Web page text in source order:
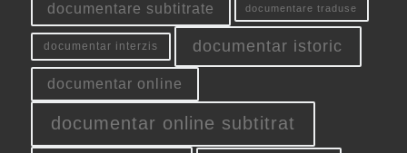
documentare subtitrate documentare traduse
documentar interzis documentar istoric
documentar online
documentar online subtitrat